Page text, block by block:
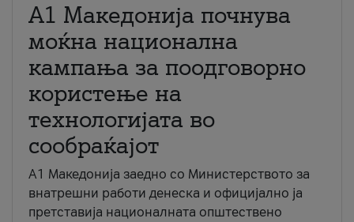
A1 Македонија почнува
моќна национална
кампања за поодговорно
користење на
технологијата во
сообраќајот
A1 Македонија заедно со Министерството за
внатрешни работи денеска и официјално ја
претставија националната општествено